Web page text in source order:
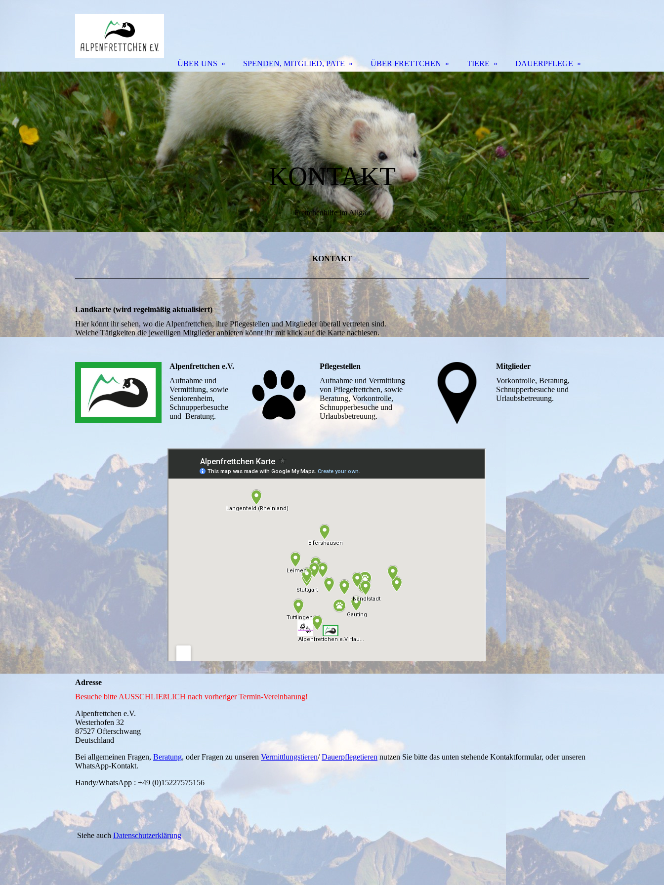
KONTAKT
Frettchenhilfe im Allgäu
KONTAKT
Landkarte (wird regelmäßig aktualisiert)
Hier könnt ihr sehen, wo die Alpenfrettchen, ihre Pflegestellen und Mitglieder überall vertreten sind.
Welche Tätigkeiten die jeweiligen Mitglieder anbieten könnt ihr mit klick auf die Karte nachlesen.
Alpenfrettchen e.V.
Aufnahme und
Vermittlung, sowie
Seniorenheim,
Schnupperbesuche
und Beratung.
Pflegestellen
Aufnahme und Vermittlung
von Pflegefrettchen, sowie
Beratung, Vorkontrolle,
Schnupperbesuche und
Urlaubsbetreuung.
Mitglieder
Vorkontrolle, Beratung,
Schnupperbesuche und
Urlaubsbetreuung.
Adresse
Besuche bitte AUSSCHLIEßLICH nach vorheriger Termin-Vereinbarung!
Alpenfrettchen e.V.
Westerhofen 32
87527 Ofterschwang
Deutschland
Bei allgemeinen Fragen, Beratung, oder Fragen zu unseren Vermittlungstieren/Dauerpflegetieren nutzen Sie bitte das unten stehende Kontaktformular, oder unseren
WhatsApp-Kontakt.
Handy/WhatsApp : +49 (0)15227575156
Siehe auch Datenschutzerklärung
ÜBER UNS SPENDEN, MITGLIED, PATE ÜBER FRETTCHEN TIERE DAUERPFLEGE